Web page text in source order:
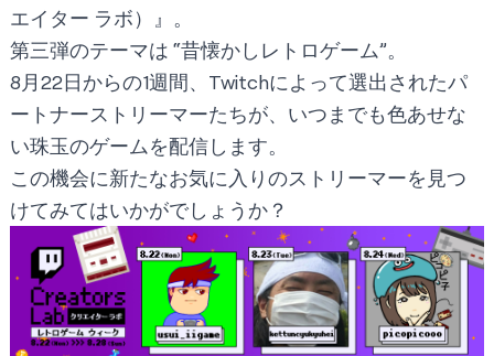
エイター ラボ）』。
第三弾のテーマは “昔懐かしレトロゲーム”。
8月22日からの1週間、Twitchによって選出されたパ
ートナーストリーマーたちが、いつまでも色あせな
い珠玉のゲームを配信します。
この機会に新たなお気に入りのストリーマーを見つ
けてみてはいかがでしょうか？